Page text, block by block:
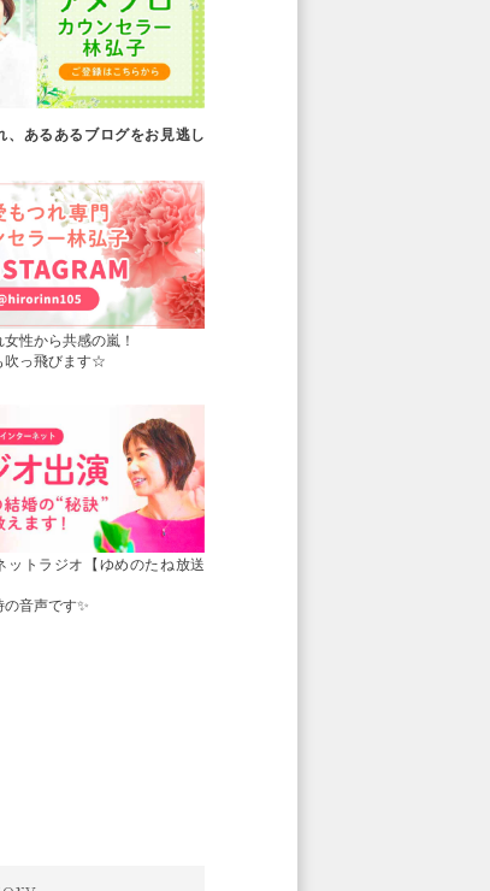
、あるあるブログをお見逃し
性から共感の嵐！
吹っ飛びます☆
ットラジオ【ゆめのたね放送
音声です✨